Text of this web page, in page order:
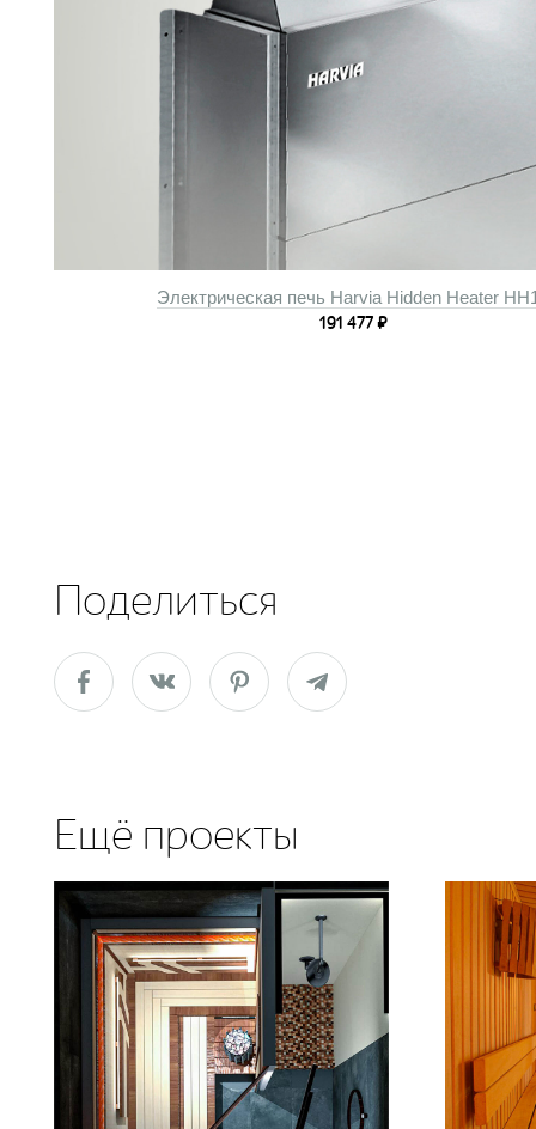
Электрическая печь Harvia Hidden Heater
191 477₽
Поделиться
Ещё проекты